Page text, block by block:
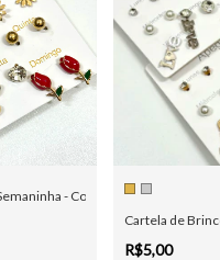
- Coração e Rosa - Dourado
Cartela de
R$5,00